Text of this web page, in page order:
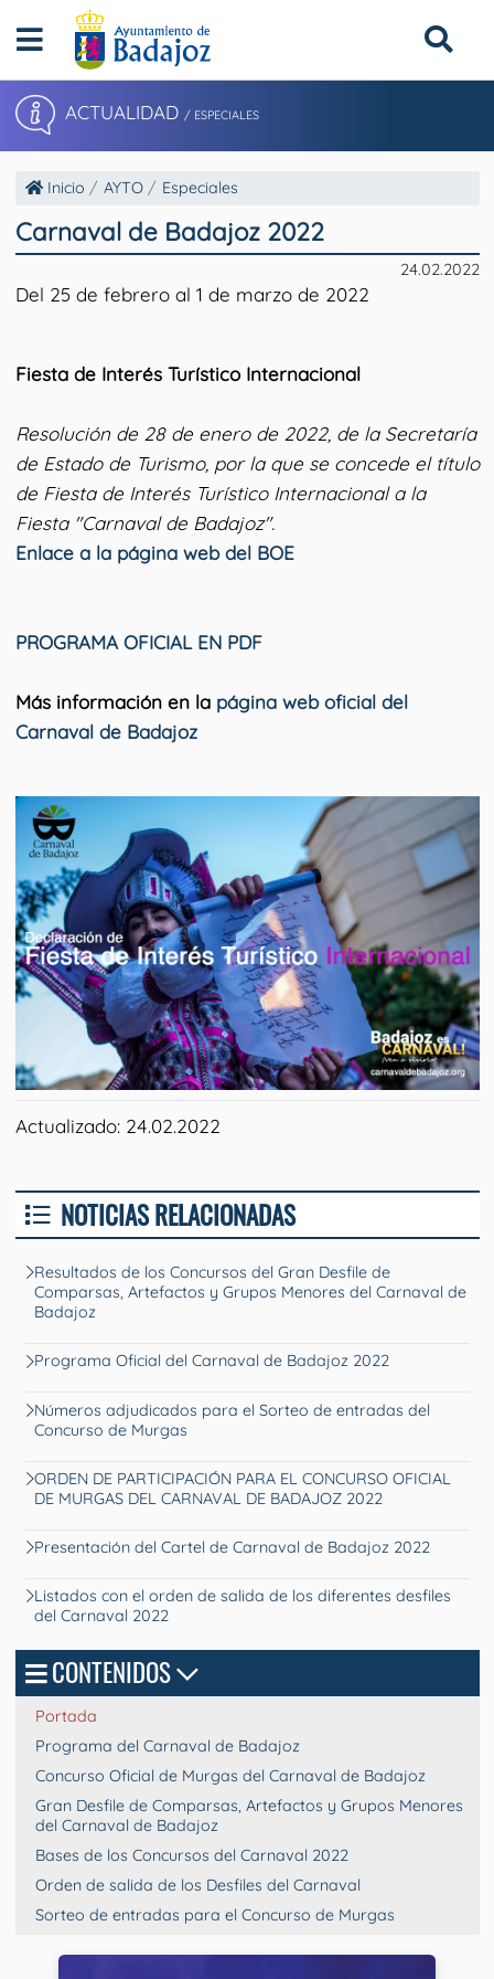
ACTUALIDAD / ESPECIALES
Inicio AYTO Especiales
Carnaval de Badajoz 2022
24.02.2022
Del 25 de febrero al 1 de marzo de 2022
Fiesta de Interés Turístico Internacional
Resolución de 28 de enero de 2022, de la Secretaría
de Estado de Turismo, por la que se concede el título
de Fiesta de Interés Turístico Internacional a la
Fiesta "Carnaval de Badajoz".
Enlace a la página web del BOE
PROGRAMA OFICIAL EN PDF
Más información en la página web oficial del
Carnaval de Badajoz
Actualizado: 24.02.2022
NOTICIAS RELACIONADAS
Resultados de los Concursos del Gran Desfile de
Comparsas, Artefactos y Grupos Menores del Carnaval de
Badajoz
Programa Oficial del Carnaval de Badajoz 2022
Números adjudicados para el Sorteo de entradas del
Concurso de Murgas
ORDEN DE PARTICIPACIÓN PARA EL CONCURSO OFICIAL
DE MURGAS DEL CARNAVAL DE BADAJOZ 2022
Presentación del Cartel de Carnaval de Badajoz 2022
Listados con el orden de salida de los diferentes desfiles
del Carnaval 2022
CONTENIDOS
Portada
Programa del Carnaval de Badajoz
Concurso Oficial de Murgas del Carnaval de Badajoz
Gran Desfile de Comparsas, Artefactos y Grupos Menores
del Carnaval de Badajoz
Bases de los Concursos del Carnaval 2022
Orden de salida de los Desfiles del Carnaval
Sorteo de entradas para el Concurso de Murgas